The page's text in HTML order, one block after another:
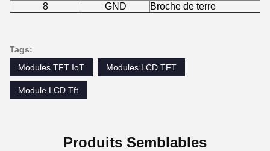
8
GND Broche de terre
Tags:
Modules TFT IoT
Modules LCD TFT
Module LCD Tft
Produits Semblables